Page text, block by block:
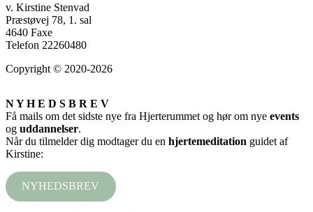
v. Kirstine Stenvad
Præstøvej 78, 1. sal
4640 Faxe
Telefon 22260480
Copyright © 2020-2026
N Y H E D S B R E V
Få mails om det sidste nye fra Hjerterummet og hør om nye events
og uddannelser.
Når du tilmelder dig modtager du en hjertemeditation guidet af
Kirstine:
NYHEDSBREV